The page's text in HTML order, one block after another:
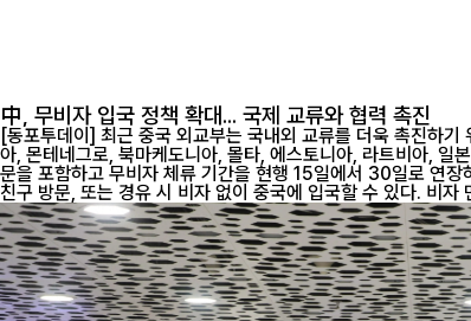
中, 무비자 입국 정책 확대... 국제 교류와 협력 촉진
[동포투데이] 최근 중국 외교부는 국내외 교류를 더욱 촉진하
아, 몬테네그로, 북마케도니아, 몰타, 에스토니아, 라트비아, 일본 등 9개국의 일반 여권 소지자
문을 포함하고 무비자 체류 기간을 현행 15일에서 30일로 연